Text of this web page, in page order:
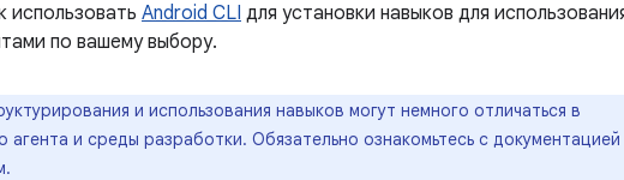
использовать Android CLI для установки навыков для
по вашему выбору.
и использования навыков могут немного отличаться в
агента и среды разработки. Обязательно ознакомьтесь с документацией